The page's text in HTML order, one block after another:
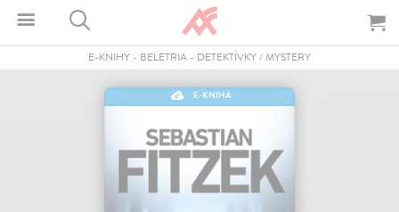
E-KNIHY - BELETRIA - DETEKTÍVKY / MYSTERY
E-KNIHA